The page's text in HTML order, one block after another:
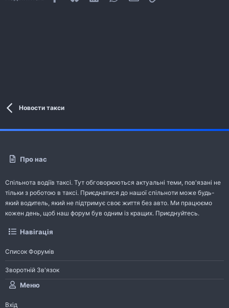
Новости такси
Про нас
Спільнота водіїв таксі. Тут обговорюються актуальні теми, пов'язані не
тільки з роботою в таксі. Приєднатися до нашої спільноти може будь-
який водитель, який не підтримує своє життя без авто. Ми працюємо
кожен день, щоб наш форум був одним із кращих. Приєднуйтесь.
Навігація
Список Форумів
Зворотній Зв'язок
Меню
Вхід